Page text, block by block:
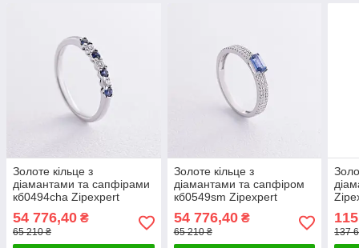
Золоте кільце з
діамантами та сапфірами
кб0494cha Zipexpert
54 776,40 ₴
65 210 ₴
Золоте кільце з
діамантами та сапфіром
кб0549sm Zipexpert
54 776,40₴
65 210 ₴ 137